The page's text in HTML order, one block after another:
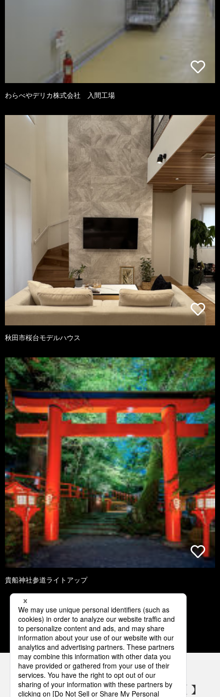
わらべやデリカ株式会社 入間工場
秋田市桜台モデルハウス
貴船神社参道ライトアップ
1 2 3 4 5
パナソニックの電気設備 SNSアカウント